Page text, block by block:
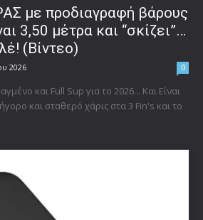
με προδιαγραφή βάρους
3,50 μέτρα και “σκίζει”…
(Βίντεο)
2026 0
και Full Sup για το 2026... Και Είναι
και σταθερό χάρις στα 3 Fin's και το